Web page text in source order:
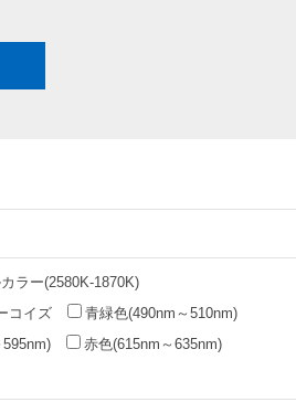
ラー(2580K-1870K)
コイズ
青緑色(490nm～510nm)
赤色(615nm～635nm)